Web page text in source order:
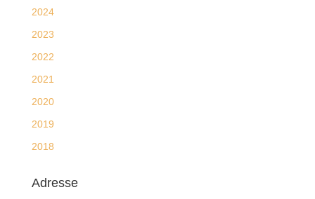
2024
2023
2022
2021
2020
2019
2018
Adresse